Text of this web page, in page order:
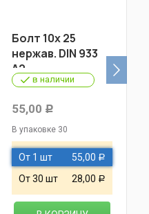
Болт 10х 25
нержав. DIN 933
A2
в наличии
55,00 Р
В упаковке 30
От 1 шт 55,00 Р
От 30 шт 28,00 Р